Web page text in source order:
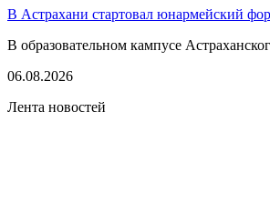
В Астрахани стартовал юнармейский
В образовательном кампусе
06.08.2026
Лента новостей